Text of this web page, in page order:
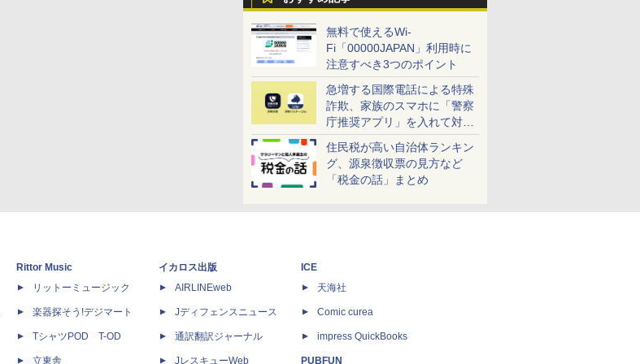
無料で使えるWi-
Fi「00000JAPAN」利用時に
注意すべき3つのポイント
急増する国際電話による特殊
詐欺、家族のスマホに「警察
庁推奨アプリ」を入れて対策
しよう！
住民税が高い自治体ランキン
グ、源泉徴収票の見方など
「税金の話」まとめ
Rittor Music
リットーミュージック
楽器探そう!デジマート
TシャツPOD T-OD
立東舎
イカロス出版
AIRLINEweb
Jディフェンスニュース
通訳翻訳ジャーナル
JレスキューWeb
ICE
天海社
Comic curea
impress QuickBooks
PUBFUN